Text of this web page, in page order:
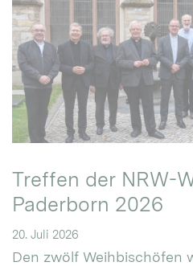
Treffen der NRW-
Paderborn 2026
20. Juli 2026
Den zwölf Weihbischöfen